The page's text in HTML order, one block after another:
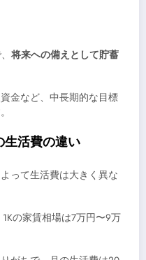
将来への備えとして貯蓄
金など、中長期的な目標
生活費の違い
って生活費は大きく異な
の家賃相場は7万円〜9万